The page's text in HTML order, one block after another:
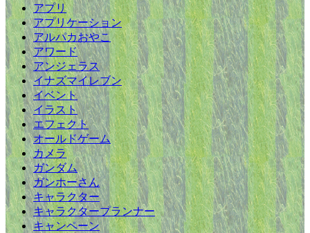
アプリ
アプリケーション
アルパカおやこ
アワード
アンジェラス
イナズマイレブン
イベント
イラスト
エフェクト
オールドゲーム
カメラ
ガンダム
ガンホーさん
キャラクター
キャラクタープランナー
キャンペーン